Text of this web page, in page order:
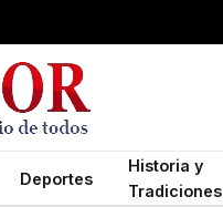
Deportes
Historia y
Tradiciones